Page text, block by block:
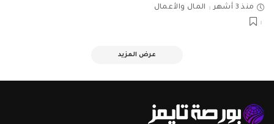
منذ 3 أشهر المال والأعمال
عرض المزيد